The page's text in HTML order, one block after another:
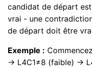
candidat de départ
vrai - une
de départ doit être
Exemple :
→ L4C1≠8 (faible) →